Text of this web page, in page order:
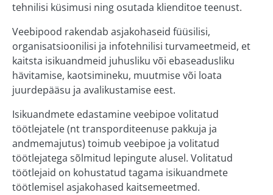
tehnilisi küsimusi ning osutada klienditoe teenust.
Veebipood rakendab asjakohaseid füüsilisi,
organisatsioonilisi ja infotehnilisi turvameetmeid, et
kaitsta isikuandmeid juhusliku või ebaseadusliku
hävitamise, kaotsimineku, muutmise või loata
juurdepääsu ja avalikustamise eest.
Isikuandmete edastamine veebipoe volitatud
töötlejatele (nt transporditeenuse pakkuja ja
andmemajutus) toimub veebipoe ja volitatud
töötlejatega sõlmitud lepingute alusel. Volitatud
töötlejaid on kohustatud tagama isikuandmete
töötlemisel asjakohased kaitsemeetmed.